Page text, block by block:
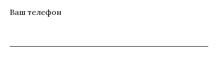
Ваш телефон